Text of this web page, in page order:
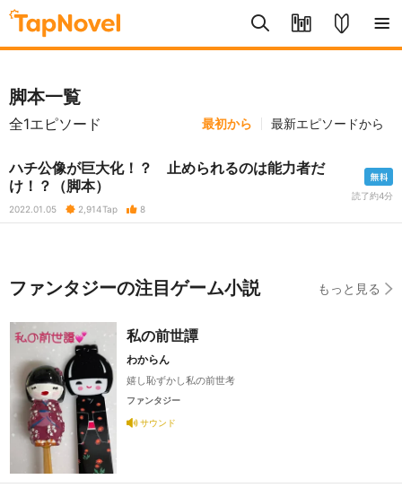
脚本一覧
全1エピソード 最初から 最新エピソードから
ハチ公像が巨大化！？ 止められるのは能力者だ
け！？（脚本）
2022.01.05 2,914Tap 8
読了約4分
ファンタジーの注目ゲーム小説 もっと見る
私の前世譚
わからん
嬉し恥ずかし私の前世考
ファンタジー
サウンド